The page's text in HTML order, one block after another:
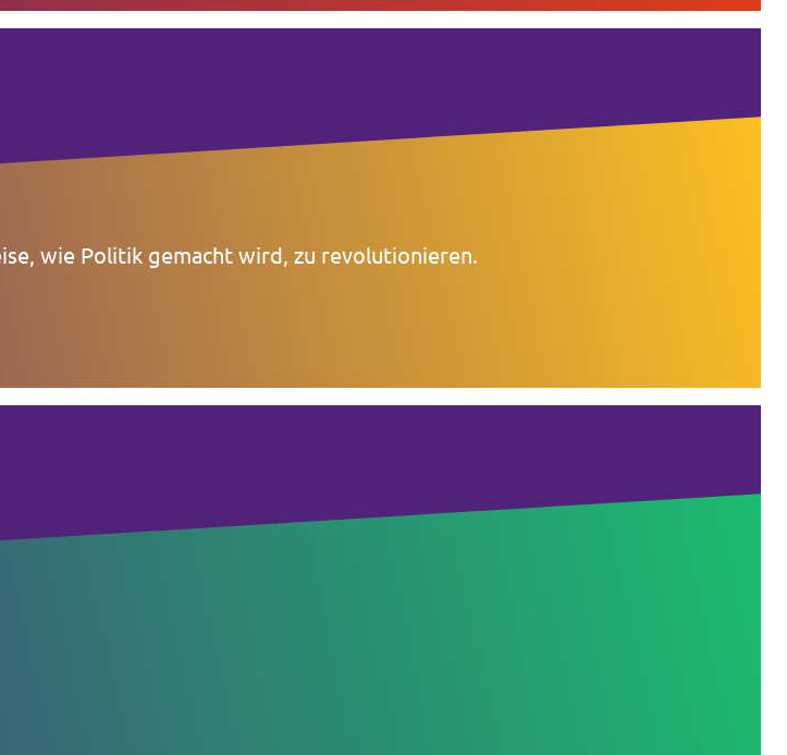
wie Politik gemacht wird, zu revolutionieren.